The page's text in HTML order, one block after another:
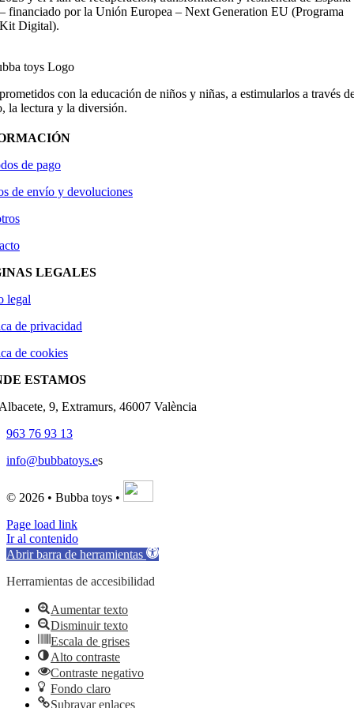
– financiado por la Unión Europea – Next Generation EU (Programa
Kit Digital).
con la educación de niños y niñas, a estimularlos a través
la lectura y la diversión.
de pago
de envío y devoluciones
LEGALES
legal
de privacidad
de cookies
ESTAMOS
9, Extramurs, 46007 València
963 76 93 13
info@bubbatoys.es
© 2026 • Bubba toys •
Page load link
Ir al contenido
Abrir barra de herramientas
Herramientas de accesibilidad
Aumentar texto
Disminuir texto
Escala de grises
Alto contraste
Contraste negativo
Fondo claro
Subrayar enlaces